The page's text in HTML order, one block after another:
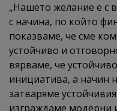
„Нашето желание е с
с начина, по който
показваме, че сме
устойчиво и
вярваме, че
инициатива, а начин
затваряме
изграждаме модерни